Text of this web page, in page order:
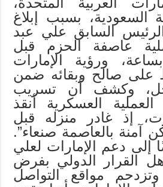
السعودية، بسبب إبلاغ
السابق علي عبد
عاصفة الحزم قبل
ورؤية الإمارات
على صالح وبقائه ضمن
وكشف أن تسريب
العسكرية أنقذ
إذ غادر منزله قبل
آمنة بالعاصمة صنعاء”.
إلى دعم الإمارات لعلي
القرار الدولي بفرض
مواقع التواصل